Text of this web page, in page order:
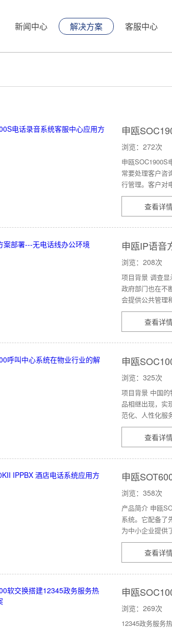
新闻中心 解决方案 客服中心
申瓯
浏览：272次
申瓯SOC1900S
常要处理客户咨
行管理。客户对
查看详
申瓯IP语音
浏览：208次
项目背景 调查显
政府部门也在不
会提供公共管理
查看详
申瓯
浏览：325次
项目背景 中国
品相继出现，实
范化、人性化服
查看详
申瓯
浏览：358次
产品简介 申瓯
系统。它配备了
为中小企业提供
查看详
申瓯
方案
浏览：269次
12345政务服务